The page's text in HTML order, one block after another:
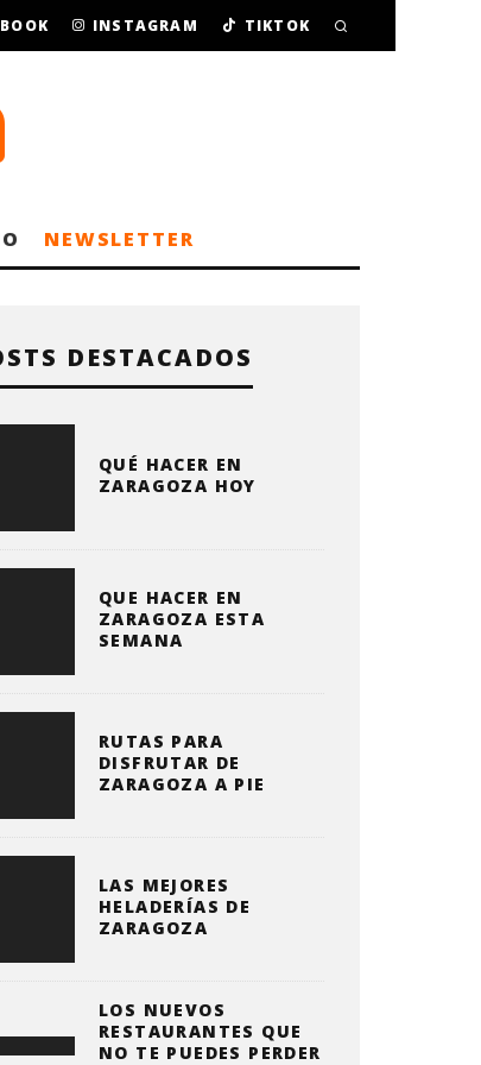
INSTAGRAM TIKTOK
NEWSLETTER
DESTACADOS
QUÉ HACER EN
ZARAGOZA HOY
QUE HACER EN
ZARAGOZA ESTA
SEMANA
RUTAS PARA
DISFRUTAR DE
ZARAGOZA A PIE
LAS MEJORES
HELADERÍAS DE
ZARAGOZA
LOS NUEVOS
RESTAURANTES QUE
NO TE PUEDES PERDER